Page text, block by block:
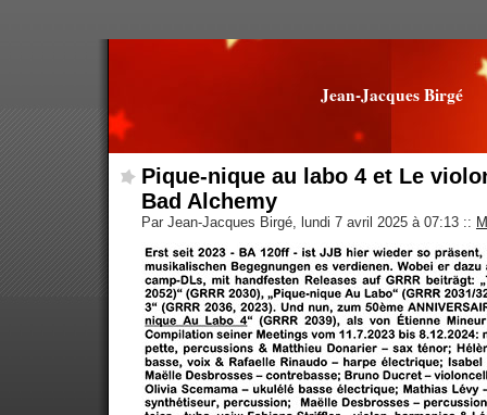
Jean-Jacques Birgé
Pique-nique au labo 4 et Le
Bad Alchemy
Par Jean-Jacques Birgé, lundi 7 avril 2025 à 07:13 ::